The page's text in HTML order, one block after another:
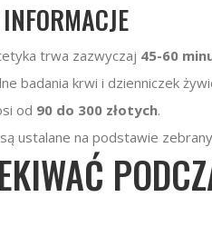
trwa zazwyczaj 45-60
badania krwi i dzienniczek
od 90 do 300 złotych.
ustalane na podstawie